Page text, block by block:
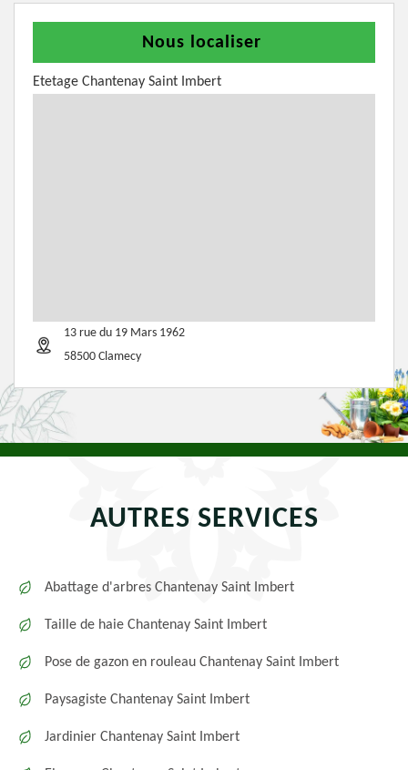
Nous localiser
Etetage Chantenay Saint Imbert
13 rue du 19 Mars 1962
58500 Clamecy
AUTRES SERVICES
Abattage d'arbres Chantenay Saint Imbert
Taille de haie Chantenay Saint Imbert
Pose de gazon en rouleau Chantenay Saint Imbert
Paysagiste Chantenay Saint Imbert
Jardinier Chantenay Saint Imbert